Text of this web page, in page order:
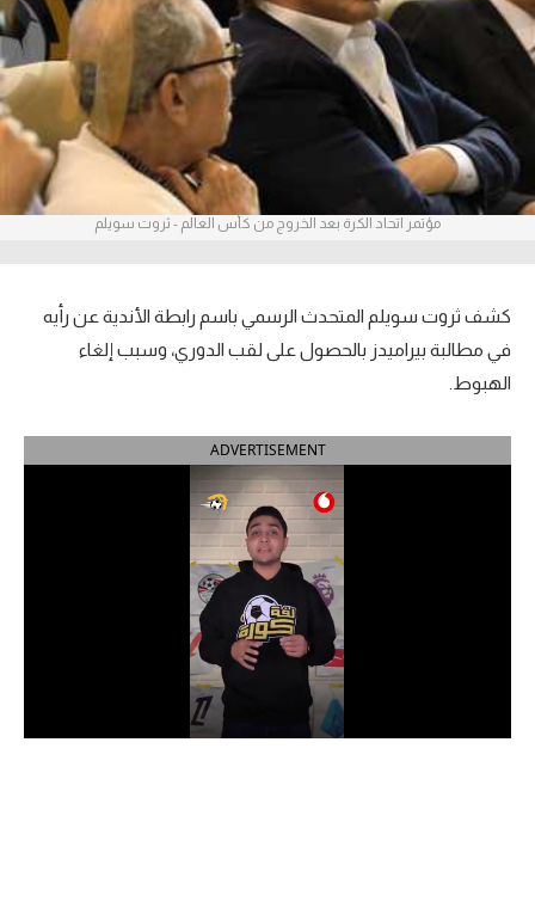
ركن الألعاب
بطولات
أمريكا 2026
الدوري الإنجليزي الممتاز
الدوري الإسباني
الدوري السعودي للمحترفين
دوري أبطال إفريقيا
مؤتمر اتحاد الكرة بعد الخروج من كأس العالم - ثروت سويلم
كشف ثروت سويلم المتحدث الرسمي باسم رابطة الأندية عن رأيه
في مطالبة بيراميدز بالحصول على لقب الدوري، وسبب إلغاء
الهبوط.
ADVERTISEMENT